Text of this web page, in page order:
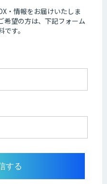
・情報をお届けいたしま
希望の方は、下記フォーム
す。